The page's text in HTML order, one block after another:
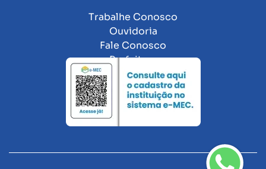
Trabalhe Conosco
Ouvidoria
Fale Conosco
Prefeitura